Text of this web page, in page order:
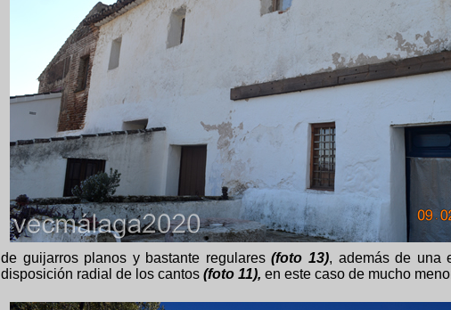
de guijarros planos y bastante regulares(foto 13), además de una
disposición radial de los cantos (foto 11), en este caso de mucho